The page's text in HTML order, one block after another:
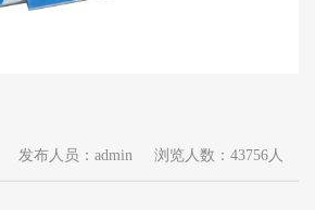
发布人员：admin 浏览人数：43756人